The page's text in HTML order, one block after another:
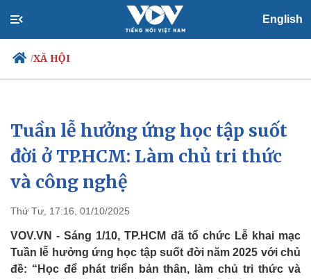
English
/XÃ HỘI
Chính trị
Đảng
Tổ chức nhân sự
Quốc hội
Nhận diện sự thật
Xã hội
Tin 24h
Dự báo thời tiết
Tuần lễ hưởng ứng học tập suốt
đời ở TP.HCM: Làm chủ tri thức
và công nghệ
Thứ Tư, 17:16, 01/10/2025
VOV.VN - Sáng 1/10, TP.HCM đã tổ chức Lễ khai mạc
Tuần lễ hưởng ứng học tập suốt đời năm 2025 với chủ
đề: “Học để phát triển bản thân, làm chủ tri thức và